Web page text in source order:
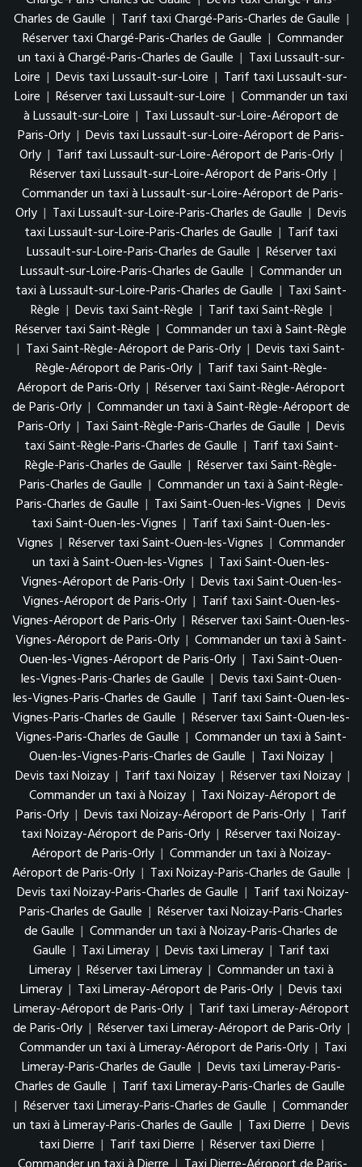
Charles de Gaulle | Tarif taxi Chargé-Paris-Charles de Gaulle |
Réserver taxi Chargé-Paris-Charles de Gaulle | Commander
un taxi à Chargé-Paris-Charles de Gaulle | Taxi Lussault-sur-
Loire | Devis taxi Lussault-sur-Loire | Tarif taxi Lussault-sur-
Loire | Réserver taxi Lussault-sur-Loire | Commander un taxi
à Lussault-sur-Loire | Taxi Lussault-sur-Loire-Aéroport de
Paris-Orly | Devis taxi Lussault-sur-Loire-Aéroport de Paris-
Orly | Tarif taxi Lussault-sur-Loire-Aéroport de Paris-Orly |
Réserver taxi Lussault-sur-Loire-Aéroport de Paris-Orly |
Commander un taxi à Lussault-sur-Loire-Aéroport de Paris-
Orly | Taxi Lussault-sur-Loire-Paris-Charles de Gaulle | Devis
taxi Lussault-sur-Loire-Paris-Charles de Gaulle | Tarif taxi
Lussault-sur-Loire-Paris-Charles de Gaulle | Réserver taxi
Lussault-sur-Loire-Paris-Charles de Gaulle | Commander un
taxi à Lussault-sur-Loire-Paris-Charles de Gaulle | Taxi Saint-
Règle | Devis taxi Saint-Règle | Tarif taxi Saint-Règle |
Réserver taxi Saint-Règle | Commander un taxi à Saint-Règle
| Taxi Saint-Règle-Aéroport de Paris-Orly | Devis taxi Saint-
Règle-Aéroport de Paris-Orly | Tarif taxi Saint-Règle-
Aéroport de Paris-Orly | Réserver taxi Saint-Règle-Aéroport
de Paris-Orly | Commander un taxi à Saint-Règle-Aéroport de
Paris-Orly | Taxi Saint-Règle-Paris-Charles de Gaulle | Devis
taxi Saint-Règle-Paris-Charles de Gaulle | Tarif taxi Saint-
Règle-Paris-Charles de Gaulle | Réserver taxi Saint-Règle-
Paris-Charles de Gaulle | Commander un taxi à Saint-Règle-
Paris-Charles de Gaulle | Taxi Saint-Ouen-les-Vignes | Devis
taxi Saint-Ouen-les-Vignes | Tarif taxi Saint-Ouen-les-
Vignes | Réserver taxi Saint-Ouen-les-Vignes | Commander
un taxi à Saint-Ouen-les-Vignes | Taxi Saint-Ouen-les-
Vignes-Aéroport de Paris-Orly | Devis taxi Saint-Ouen-les-
Vignes-Aéroport de Paris-Orly | Tarif taxi Saint-Ouen-les-
Vignes-Aéroport de Paris-Orly | Réserver taxi Saint-Ouen-les-
Vignes-Aéroport de Paris-Orly | Commander un taxi à Saint-
Ouen-les-Vignes-Aéroport de Paris-Orly | Taxi Saint-Ouen-
les-Vignes-Paris-Charles de Gaulle | Devis taxi Saint-Ouen-
les-Vignes-Paris-Charles de Gaulle | Tarif taxi Saint-Ouen-les-
Vignes-Paris-Charles de Gaulle | Réserver taxi Saint-Ouen-les-
Vignes-Paris-Charles de Gaulle | Commander un taxi à Saint-
Ouen-les-Vignes-Paris-Charles de Gaulle | Taxi Noizay |
Devis taxi Noizay | Tarif taxi Noizay | Réserver taxi Noizay |
Commander un taxi à Noizay | Taxi Noizay-Aéroport de
Paris-Orly | Devis taxi Noizay-Aéroport de Paris-Orly | Tarif
taxi Noizay-Aéroport de Paris-Orly | Réserver taxi Noizay-
Aéroport de Paris-Orly | Commander un taxi à Noizay-
Aéroport de Paris-Orly | Taxi Noizay-Paris-Charles de Gaulle |
Devis taxi Noizay-Paris-Charles de Gaulle | Tarif taxi Noizay-
Paris-Charles de Gaulle | Réserver taxi Noizay-Paris-Charles
de Gaulle | Commander un taxi à Noizay-Paris-Charles de
Gaulle | Taxi Limeray | Devis taxi Limeray | Tarif taxi
Limeray | Réserver taxi Limeray | Commander un taxi à
Limeray | Taxi Limeray-Aéroport de Paris-Orly | Devis taxi
Limeray-Aéroport de Paris-Orly | Tarif taxi Limeray-Aéroport
de Paris-Orly | Réserver taxi Limeray-Aéroport de Paris-Orly |
Commander un taxi à Limeray-Aéroport de Paris-Orly | Taxi
Limeray-Paris-Charles de Gaulle | Devis taxi Limeray-Paris-
Charles de Gaulle | Tarif taxi Limeray-Paris-Charles de Gaulle
| Réserver taxi Limeray-Paris-Charles de Gaulle | Commander
un taxi à Limeray-Paris-Charles de Gaulle | Taxi Dierre | Devis
taxi Dierre | Tarif taxi Dierre | Réserver taxi Dierre |